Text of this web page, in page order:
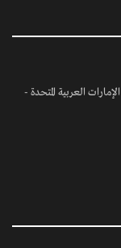
العربية المتحدة -